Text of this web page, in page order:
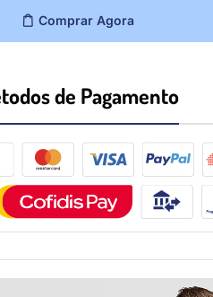
Comprar Agora
de Pagamento​